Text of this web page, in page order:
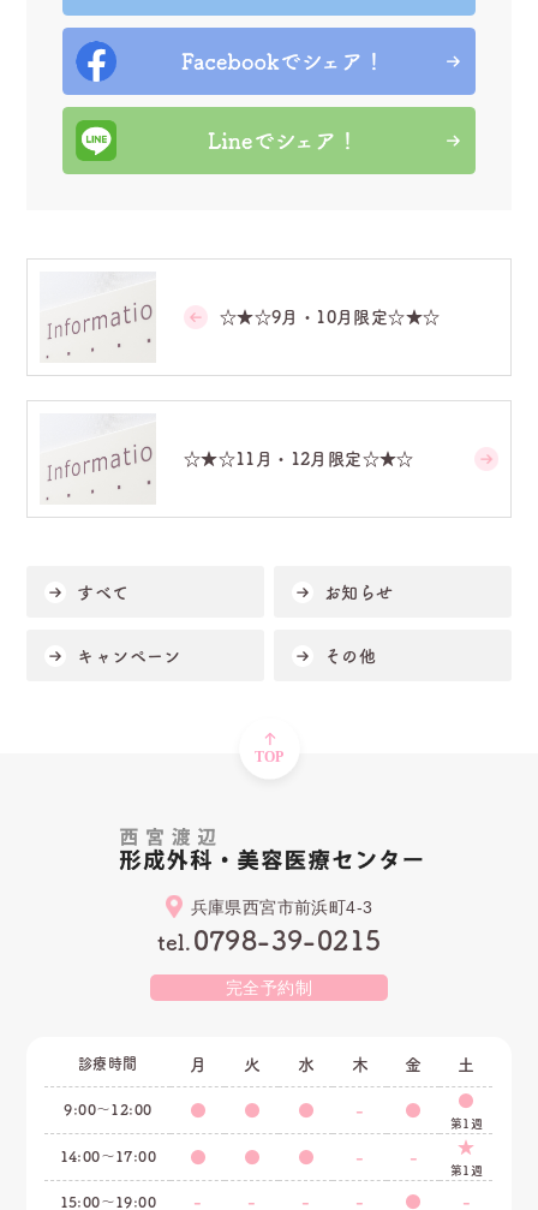
☆★☆9月・10月限定☆★☆
☆★☆11月・12月限定☆★☆
すべて お知らせ
キャンペーン その他
兵庫県西宮市前浜町4-3
tel.0798-39-0215
完全予約制
診療時間 月 火 水 木 金 土
9:00〜12:00 ● ● ● - ●
●
第1週
14:00〜17:00 ● ● ● - -
★
第1週
15:00〜19:00 - - - - ● -